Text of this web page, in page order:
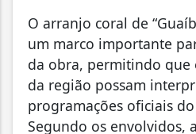
O arranjo coral de
um marco importante
da obra, permitindo que
da região possam
programações oficiais
Segundo os envolvidos,